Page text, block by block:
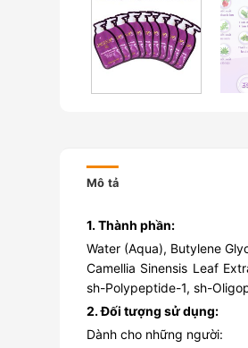
Mô tả
1. Thành phần:
Water (Aqua), Butylene
Camellia Sinensis Leaf
sh-Polypeptide-1, sh-
2. Đối tượng sử dụng:
Dành cho những người: